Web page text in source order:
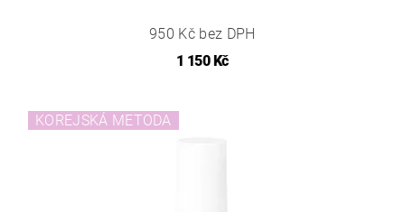
950 Kč bez DPH
1 150 Kč
KOREJSKÁ METODA